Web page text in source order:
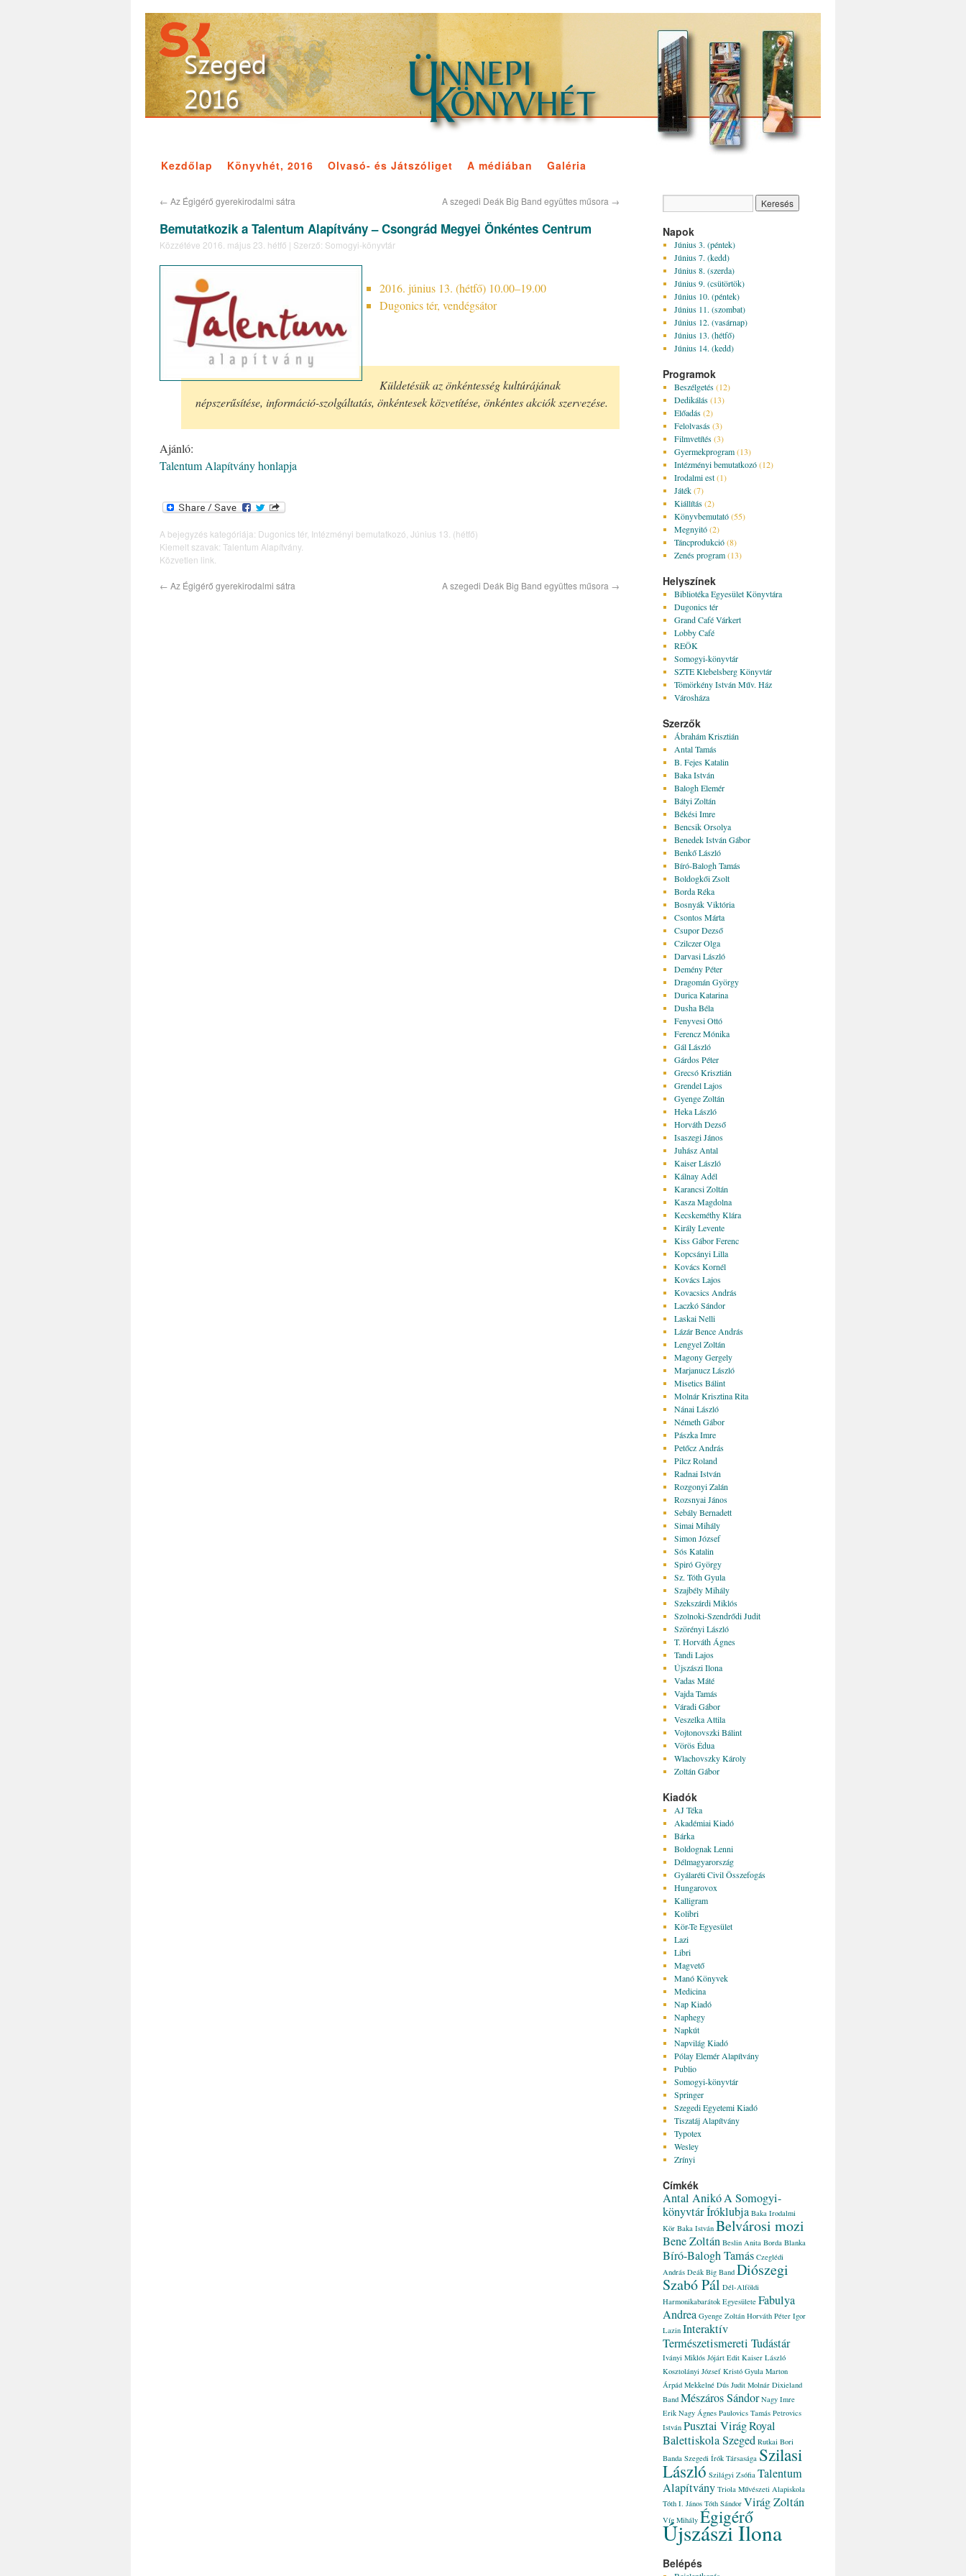
Kezdőlap Könyvhét, 2016 Olvasó- és Játszóliget A médiában Galéria
← Az Égigérő gyerekirodalmi sátra A szegedi Deák Big Band együttes műsora →
Bemutatkozik a Talentum Alapítvány – Csongrád Megyei Önkéntes Centrum
Közzétéve 2016. május 23. hétfő | Szerző: Somogyi-könyvtár
2016. június 13. (hétfő) 10.00–19.00
Dugonics tér, vendégsátor
Küldetésük az önkéntesség kultúrájának
népszerűsítése, információ-szolgáltatás, önkéntesek közvetítése, önkéntes akciók szervezése.
Ajánló:
Talentum Alapítvány honlapja
A bejegyzés kategóriája: Dugonics tér, Intézményi bemutatkozó, Június 13. (hétfő)
Kiemelt szavak: Talentum Alapítvány.
Közvetlen link.
← Az Égigérő gyerekirodalmi sátra A szegedi Deák Big Band együttes műsora →
Napok
Június 3. (péntek)
Június 7. (kedd)
Június 8. (szerda)
Június 9. (csütörtök)
Június 10. (péntek)
Június 11. (szombat)
Június 12. (vasárnap)
Június 13. (hétfő)
Június 14. (kedd)
Programok
Beszélgetés(12)
Dedikálás(13)
Előadás(2)
Felolvasás(3)
Filmvetítés(3)
Gyermekprogram(13)
Intézményi bemutatkozó(12)
Irodalmi est(1)
Játék(7)
Kiállítás(2)
Könyvbemutató(55)
Megnyitó(2)
Táncprodukció(8)
Zenés program(13)
Helyszínek
Bibliotéka Egyesület Könyvtára
Dugonics tér
Grand Café Várkert
Lobby Café
REÖK
Somogyi-könyvtár
SZTE Klebelsberg Könyvtár
Tömörkény István Műv. Ház
Városháza
Szerzők
Ábrahám Krisztián
Antal Tamás
B. Fejes Katalin
Baka István
Balogh Elemér
Bátyi Zoltán
Békési Imre
Bencsik Orsolya
Benedek István Gábor
Benkő László
Bíró-Balogh Tamás
Boldogkői Zsolt
Borda Réka
Bosnyák Viktória
Csontos Márta
Csupor Dezső
Czilczer Olga
Darvasi László
Demény Péter
Dragomán György
Durica Katarina
Dusha Béla
Fenyvesi Ottó
Ferencz Mónika
Gál László
Gárdos Péter
Grecsó Krisztián
Grendel Lajos
Gyenge Zoltán
Heka László
Horváth Dezső
Isaszegi János
Juhász Antal
Kaiser László
Kálnay Adél
Karancsi Zoltán
Kasza Magdolna
Kecskeméthy Klára
Király Levente
Kiss Gábor Ferenc
Kopcsányi Lilla
Kovács Kornél
Kovács Lajos
Kovacsics András
Laczkó Sándor
Laskai Nelli
Lázár Bence András
Lengyel Zoltán
Magony Gergely
Marjanucz László
Misetics Bálint
Molnár Krisztina Rita
Nánai László
Németh Gábor
Pászka Imre
Petőcz András
Pilcz Roland
Radnai István
Rozgonyi Zalán
Rozsnyai János
Sebály Bernadett
Simai Mihály
Simon József
Sós Katalin
Spiró György
Sz. Tóth Gyula
Szajbély Mihály
Szekszárdi Miklós
Szolnoki-Szendrődi Judit
Szörényi László
T. Horváth Ágnes
Tandi Lajos
Újszászi Ilona
Vadas Máté
Vajda Tamás
Váradi Gábor
Veszelka Attila
Vojtonovszki Bálint
Vörös Édua
Wlachovszky Károly
Zoltán Gábor
Kiadók
AJ Téka
Akadémiai Kiadó
Bárka
Boldognak Lenni
Délmagyarország
Gyálaréti Civil Összefogás
Hungarovox
Kalligram
Kolibri
Kör-Te Egyesület
Lazi
Libri
Magvető
Manó Könyvek
Medicina
Nap Kiadó
Naphegy
Napkút
Napvilág Kiadó
Pólay Elemér Alapítvány
Publio
Somogyi-könyvtár
Springer
Szegedi Egyetemi Kiadó
Tiszatáj Alapítvány
Typotex
Wesley
Zrínyi
Címkék
Antal AnikóA Somogyi-
könyvtár Íróklubja Baka Irodalmi
Kör Baka István Belvárosi mozi
Bene Zoltán Beslin Anita Borda Blanka
Bíró-Balogh Tamás Czeglédi
András Deák Big Band Diószegi
Szabó Pál Dél-Alföldi
Harmonikabarátok Egyesülete Fabulya
Andrea Gyenge Zoltán Horváth Péter Igor
Lazin Interaktív
Természetismereti Tudástár
Iványi Miklós Jójárt Edit Kaiser László
Kosztolányi József Kristó Gyula Marton
Árpád Mekkelné Dús Judit Molnár Dixieland
Band Mészáros Sándor Nagy Imre
Erik Nagy Ágnes Paulovics Tamás Petrovics
István Pusztai VirágRoyal
Balettiskola Szeged Rutkai Bori
Banda Szegedi Írók Társasága Szilasi
László Szilágyi Zsófia Talentum
Alapítvány Triola Művészeti Alapiskola
Tóth I. János Tóth Sándor Virág Zoltán
Víg Mihály Égigérő
Újszászi Ilona
Belépés